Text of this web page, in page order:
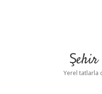
Şehir
Yerel tatlarla